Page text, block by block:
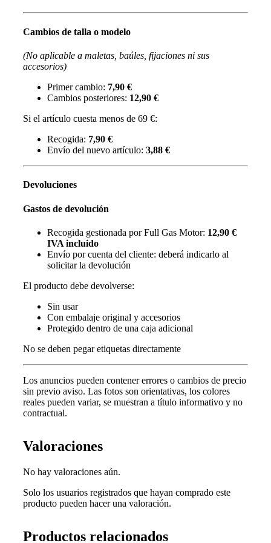
Cambios de talla o modelo
(No aplicable a maletas, baúles, fijaciones ni sus
accesorios)
Primer cambio: 7,90 €
Cambios posteriores: 12,90 €
Si el artículo cuesta menos de 69 €:
Recogida: 7,90 €
Envío del nuevo artículo: 3,88 €
Devoluciones
Gastos de devolución
Recogida gestionada por Full Gas Motor: 12,90 €
IVA incluido
Envío por cuenta del cliente: deberá indicarlo al
solicitar la devolución
El producto debe devolverse:
Sin usar
Con embalaje original y accesorios
Protegido dentro de una caja adicional
No se deben pegar etiquetas directamente
Los anuncios pueden contener errores o cambios de precio
sin previo aviso. Las fotos son orientativas, los colores
reales pueden variar, se muestran a título informativo y no
contractual.
Valoraciones
No hay valoraciones aún.
Solo los usuarios registrados que hayan comprado este
producto pueden hacer una valoración.
Productos relacionados